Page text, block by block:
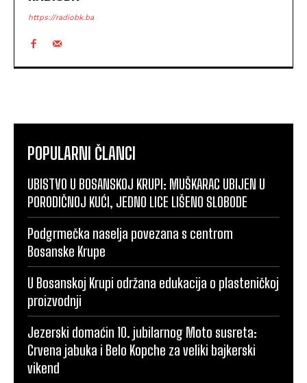
https://radiobk.ba
POPULARNI ČLANCI
UBISTVO U BOSANSKOJ KRUPI: MUŠKARAC UBIJEN U
PORODIČNOJ KUĆI, JEDNO LICE LIŠENO SLOBODE
Podgrmečka naselja povezana s centrom
Bosanske Krupe
U Bosanskoj Krupi održana edukacija o plasteničkoj
proizvodnji
Jezerski domaćin 10. jubilarnog Moto susreta:
Crvena jabuka i Belo Kopche za veliki bajkerski
vikend